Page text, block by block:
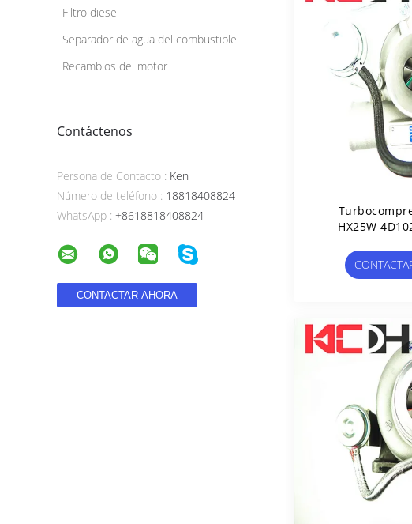
Filtro diesel
Separador de agua del combustible
Recambios del motor
Contáctenos
Persona de Contacto : Ken
Número de teléfono : 18818408824
WhatsApp : +8618818408824
HX25W
3599355